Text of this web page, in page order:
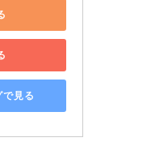
見る